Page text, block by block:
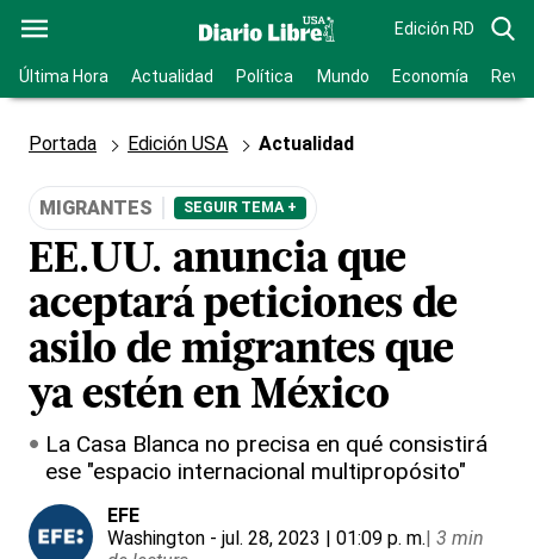
Edición RD
Última Hora Actualidad Política Mundo Economía
Portada Edición USA Actualidad
MIGRANTES SEGUIR TEMA +
EE.UU. anuncia que
aceptará peticiones de
asilo de migrantes que
ya estén en México
La Casa Blanca no precisa en qué consistirá
ese "espacio internacional multipropósito"
EFE
Washington - jul. 28, 2023 | 01:09 p. m.| 3 min